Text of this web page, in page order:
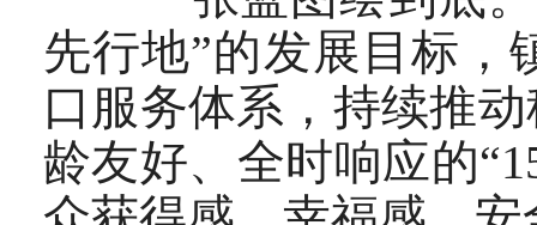
先行地”的发展目标，
口服务体系，持续推
龄友好、全时响应的